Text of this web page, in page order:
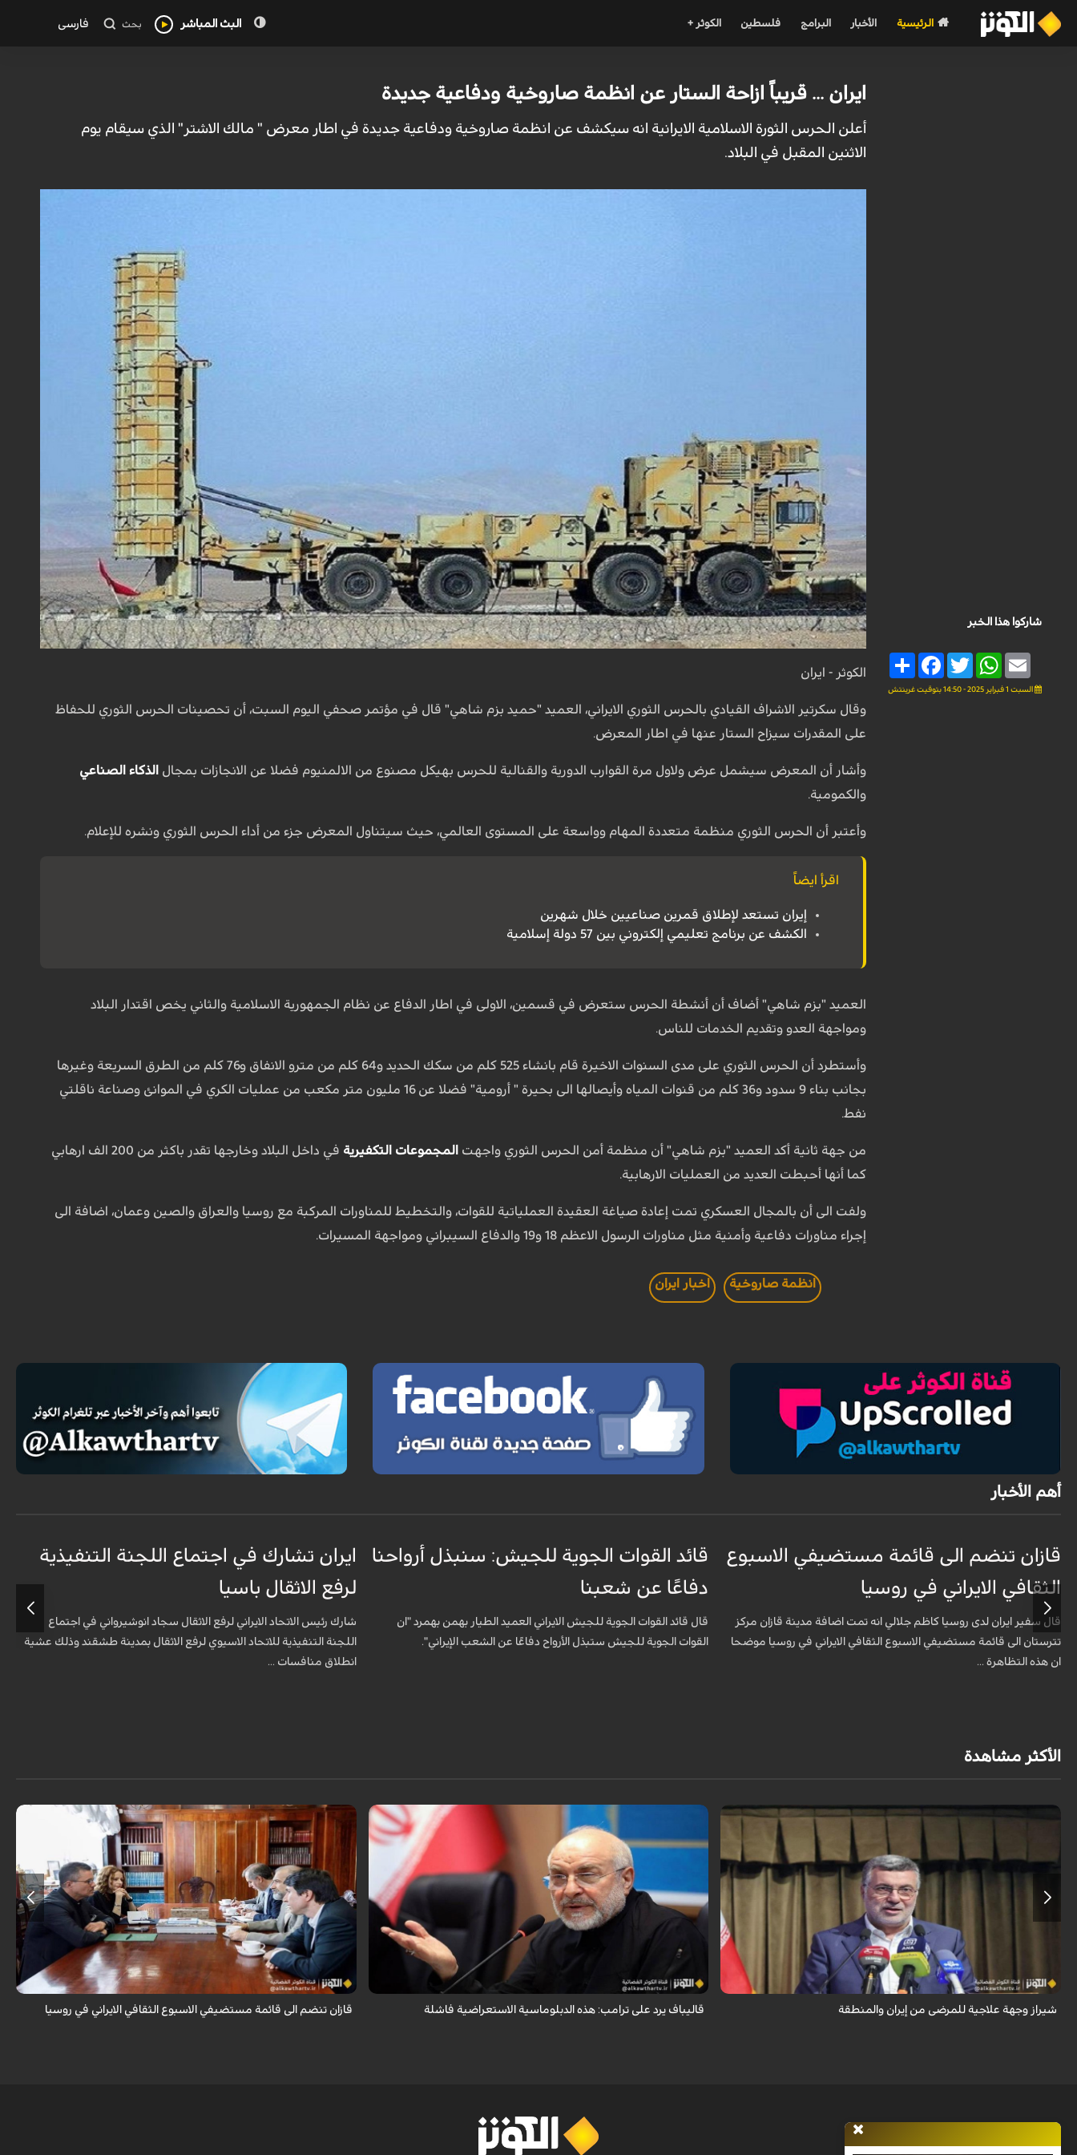
الرئيسية الأخبار البرامج فلسطين الكوثر + البث المباشر بحث فارسی
شاركوا هذا الخبر
Share
FacebookTwitter
WhatsAppEmail
السبت 1 فبراير 2025 - 14:50 بتوقيت غرينتش
ايران ... قريباً ازاحة الستار عن انظمة صاروخية ودفاعية جديدة
أعلن الحرس الثورة الاسلامية الايرانية انه سيكشف عن انظمة صاروخية ودفاعية جديدة في اطار معرض " مالك الاشتر" الذي سيقام يوم
الاثنين المقبل في البلاد.
الكوثر - ايران
وقال سكرتير الاشراف القيادي بالحرس الثوري الايراني، العميد "حميد بزم شاهي" قال في مؤتمر صحفي اليوم السبت، أن تحصينات الحرس الثوري للحفاظ
على المقدرات سيزاح الستار عنها في اطار المعرض.
وأشار أن المعرض سيشمل عرض ولاول مرة القوارب الدورية والقنالية للحرس بهيكل مصنوع من الالمنيوم فضلا عن الانجازات بمجال الذكاء الصناعي
والكمومية.
وأعتبر أن الحرس الثوري منظمة متعددة المهام وواسعة على المستوى العالمي، حيث سيتناول المعرض جزء من أداء الحرس الثوري ونشره للإعلام.
اقرأ ايضاً
إيران تستعد لإطلاق قمرين صناعيين خلال شهرين
الكشف عن برنامج تعليمي إلكتروني بين 57 دولة إسلامية
العميد "بزم شاهي" أضاف أن أنشطة الحرس ستعرض في قسمين، الاولى في اطار الدفاع عن نظام الجمهورية الاسلامية والثاني يخص اقتدار البلاد
ومواجهة العدو وتقديم الخدمات للناس.
وأستطرد أن الحرس الثوري على مدى السنوات الاخيرة قام بانشاء 525 كلم من سكك الحديد و64 كلم من مترو الانفاق و76 كلم من الطرق السريعة وغيرها
بجانب بناء 9 سدود و36 كلم من قنوات المياه وأيصالها الى بحيرة " أرومية" فضلا عن 16 مليون متر مكعب من عمليات الكري في الموانئ وصناعة ناقلتي
نفط.
من جهة ثانية أكد العميد "بزم شاهي" أن منظمة أمن الحرس الثوري واجهت المجموعات التكفيرية
في داخل البلاد وخارجها تقدر باكثر من 200 الف ارهابي
كما أنها أحبطت العديد من العمليات الارهابية.
ولفت الى أن بالمجال العسكري تمت إعادة صياغة العقيدة العملياتية للقوات، والتخطيط للمناورات المركبة مع روسيا والعراق والصين وعمان، اضافة الى
إجراء مناورات دفاعية وأمنية مثل مناورات الرسول الاعظم 18 و19 والدفاع السيبراني ومواجهة المسيرات.
انظمة صاروخية اخبار ايران
أهم الأخبار
قازان تنضم الى قائمة مستضيفي الاسبوع
الثقافي الايراني في روسيا
قال سفير ايران لدى روسيا كاظم جلالي انه تمت اضافة مدينة قازان مركز
تترستان الى قائمة مستضيفي الاسبوع الثقافي الايراني في روسيا موضحا
ان هذه التظاهرة ...
قائد القوات الجوية للجيش: سنبذل أرواحنا
دفاعًا عن شعبنا
قال قائد القوات الجوية للجيش الايراني العميد الطيار بهمن بهمرد "ان
القوات الجوية للجيش ستبذل الأرواح دفاعًا عن الشعب الإيراني".
ايران تشارك في اجتماع اللجنة التنفيذية
لرفع الاثقال باسيا
شارك رئيس الاتحاد الايراني لرفع الاثقال سجاد انوشيرواني في اجتماع
اللجنة التنفيذية للاتحاد الاسيوي لرفع الاثقال بمدينة طشقند وذلك عشية
انطلاق منافسات ...
الأكثر مشاهدة
تُعدّ المراكز العلاجية في شيراز، بدعم من كفاءاتها المتخصّصة وتقنياتها الحديثة،
وجهةً للمرضى من داخل إيران وخارجها.
شيراز وجهة علاجية للمرضى من إيران والمنطقة
أكد رئيس مجلس الشورى الإسلامي الإيراني أن التصريحات الاستعراضية
والتهديدات المتكررة لم تعد تُجدي نفعاً، واصفاً إياها بالدبلوماسية الفاشلة.
قاليباف يرد على ترامب: هذه الدبلوماسية الاستعراضية فاشلة
قال سفير ايران لدى روسيا كاظم جلالي انه تمت اضافة مدينة قازان مركز
تترستان الى قائمة مستضيفي الاسبوع الثقافي الايراني في روسيا موضحا ان هذه
التظاهرة ...
قازان تنضم الى قائمة مستضيفي الاسبوع الثقافي الايراني في روسيا